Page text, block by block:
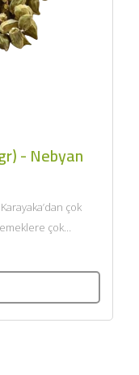
- Nebyan
çok
çok